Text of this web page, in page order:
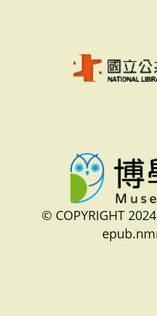
© COPYRIGHT